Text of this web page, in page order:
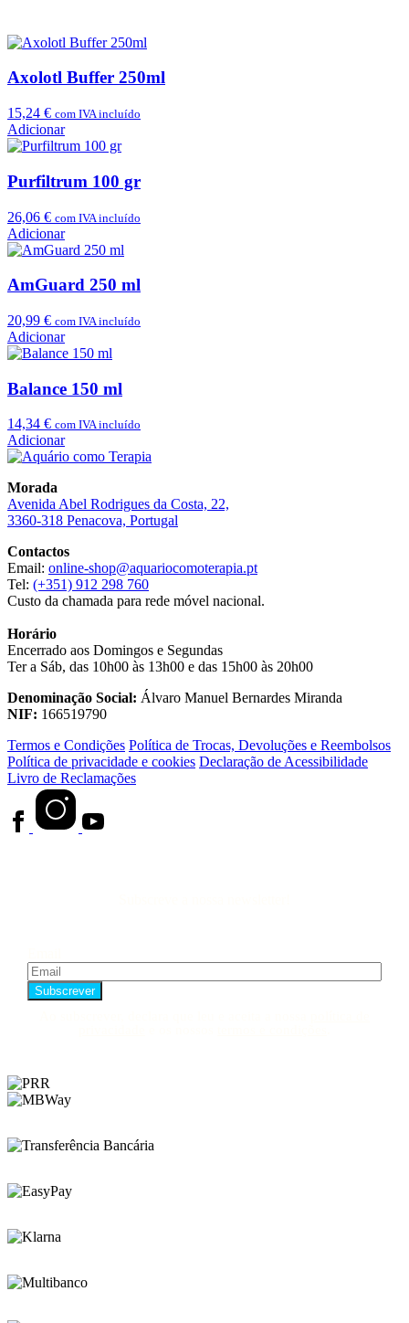
Axolotl Buffer 250ml
15,24 € com IVA incluído
Adicionar
Purfiltrum 100 gr
26,06 € com IVA incluído
Adicionar
AmGuard 250 ml
20,99 € com IVA incluído
Adicionar
Balance 150 ml
14,34 € com IVA incluído
Adicionar
Morada
Avenida Abel Rodrigues da Costa, 22,
3360-318 Penacova, Portugal
Contactos
Email: online-shop@aquariocomoterapia.pt
Tel: (+351) 912 298 760
Custo da chamada para rede móvel nacional.
Horário
Encerrado aos Domingos e Segundas
Ter a Sáb, das 10h00 às 13h00 e das 15h00 às 20h00
Denominação Social: Álvaro Manuel Bernardes Miranda
NIF: 166519790
Termos e Condições Política de Trocas, Devoluções e Reembolsos
Política de privacidade e cookies Declaração de Acessibilidade
Livro de Reclamações